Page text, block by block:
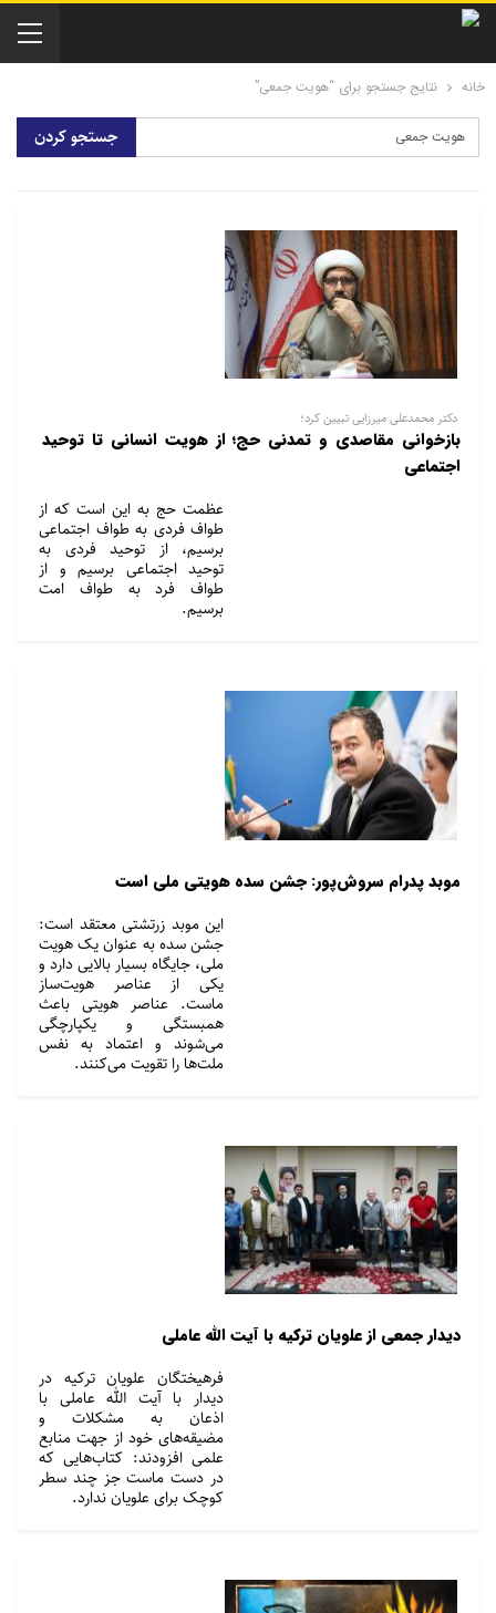
خانه نتایج جستجو برای “هویت جمعی”
دکتر محمدعلی میرزایی تبیین کرد؛
بازخوانی مقاصدی و تمدنی حج؛ از هویت انسانی تا توحید
اجتماعی
عظمت حج به این است که از
طواف فردی به طواف اجتماعی
برسیم، از توحید فردی به
توحید اجتماعی برسیم و از
طواف فرد به طواف امت
برسیم.
موبد پدرام سروش‌پور: جشن سده هویتی ملی است
این موبد زرتشتی معتقد است:
جشن سده به عنوان یک هویت
ملی، جایگاه بسیار بالایی دارد و
یکی از عناصر هویت‌ساز
ماست. عناصر هویتی باعث
همبستگی و یکپارچگی
می‌شوند و اعتماد به نفس
ملت‌‌ها را تقویت می‌کنند.
دیدار جمعی از علویان ترکیه با آیت الله عاملی
فرهیختگان علویان ترکیه در
دیدار با آیت الله عاملی با
اذعان به مشکلات و
مضیقه‌های خود از جهت منابع
علمی افزودند: کتاب‌هایی که
در دست ماست جز چند سطر
کوچک برای علویان ندارد.